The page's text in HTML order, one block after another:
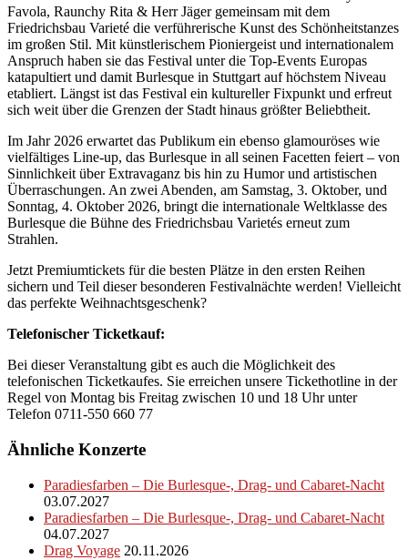
Favola, Raunchy Rita & Herr Jäger gemeinsam mit dem
Friedrichsbau Varieté die verführerische Kunst des Schönheitstanzes
im großen Stil. Mit künstlerischem Pioniergeist und internationalem
Anspruch haben sie das Festival unter die Top-Events Europas
katapultiert und damit Burlesque in Stuttgart auf höchstem Niveau
etabliert. Längst ist das Festival ein kultureller Fixpunkt und erfreut
sich weit über die Grenzen der Stadt hinaus größter Beliebtheit.
Im Jahr 2026 erwartet das Publikum ein ebenso glamouröses wie
vielfältiges Line-up, das Burlesque in all seinen Facetten feiert – von
Sinnlichkeit über Extravaganz bis hin zu Humor und artistischen
Überraschungen. An zwei Abenden, am Samstag, 3. Oktober, und
Sonntag, 4. Oktober 2026, bringt die internationale Weltklasse des
Burlesque die Bühne des Friedrichsbau Varietés erneut zum
Strahlen.
Jetzt Premiumtickets für die besten Plätze in den ersten Reihen
sichern und Teil dieser besonderen Festivalnächte werden! Vielleicht
das perfekte Weihnachtsgeschenk?
Telefonischer Ticketkauf:
Bei dieser Veranstaltung gibt es auch die Möglichkeit des
telefonischen Ticketkaufes. Sie erreichen unsere Tickethotline in der
Regel von Montag bis Freitag zwischen 10 und 18 Uhr unter
Telefon 0711-550 660 77
Ähnliche Konzerte
Paradiesfarben – Die Burlesque-, Drag- und Cabaret-Nacht
03.07.2027
Paradiesfarben – Die Burlesque-, Drag- und Cabaret-Nacht
04.07.2027
Drag Voyage 20.11.2026